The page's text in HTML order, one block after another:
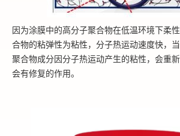
因为涂膜中的高分子聚合物在低温环境下柔
合物的粘弹性为粘性，分子热运动速度快，
聚合物成分因分子热运动产生的粘性，会重
会有修复的作用。